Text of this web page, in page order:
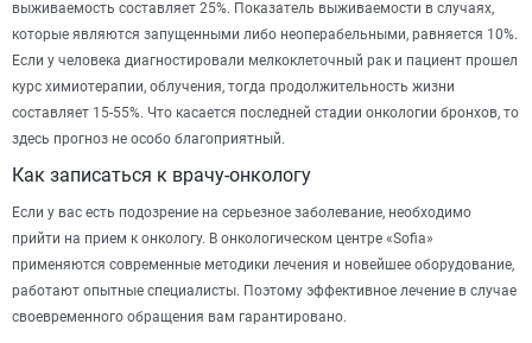
выживаемость составляет 25%. Показатель выживаемости в случаях,
которые являются запущенными либо неоперабельными, равняется 10%.
Если у человека диагностировали мелкоклеточный рак и пациент прошел
курс химиотерапии, облучения, тогда продолжительность жизни
составляет 15-55%. Что касается последней стадии онкологии бронхов, то
здесь прогноз не особо благоприятный.
Как записаться к врачу-онкологу
Если у вас есть подозрение на серьезное заболевание, необходимо
прийти на прием к онкологу. В онкологическом центре «Sofia»
применяются современные методики лечения и новейшее оборудование,
работают опытные специалисты. Поэтому эффективное лечение в случае
своевременного обращения вам гарантировано.